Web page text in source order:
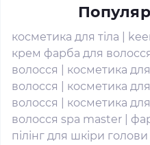
косметика для тіла
крем фарба для
волосся
косметика
волосся
косметика
волосся
косметика
волосся spa master
пілінг для шкіри голови